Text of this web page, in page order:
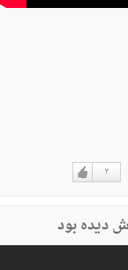
۲
دیده بود